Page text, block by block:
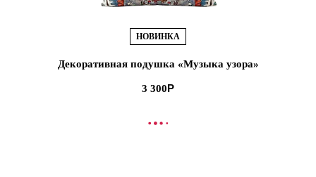
НОВИНКА
Декоративная подушка «Музыка узора»
3 300
В КОРЗИНУ